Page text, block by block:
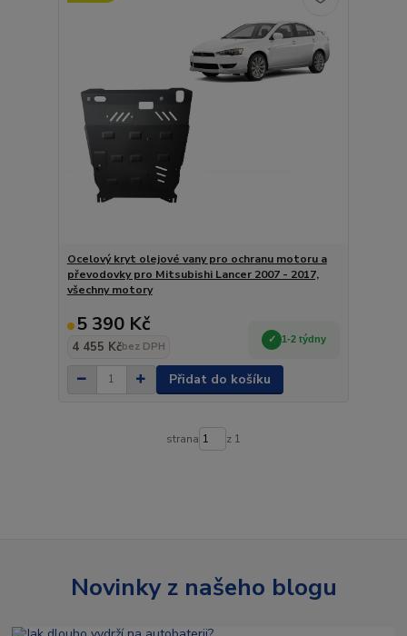
Ocelový kryt olejové vany pro ochranu motoru a
převodovky pro Mitsubishi Lancer 2007 - 2017,
všechny motory
5 390 Kč
4 455 Kčbez DPH
1-2 týdny
Přidat do košíku
strana z 1
Novinky z našeho blogu